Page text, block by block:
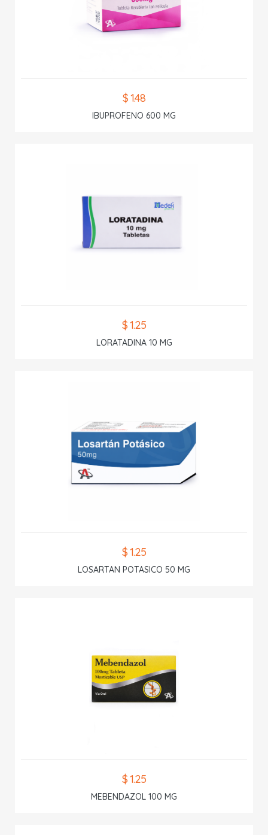
$ 1.48
IBUPROFENO 600 MG
$ 1.25
LORATADINA 10 MG
$ 1.25
LOSARTAN POTASICO 50 MG
$ 1.25
MEBENDAZOL 100 MG